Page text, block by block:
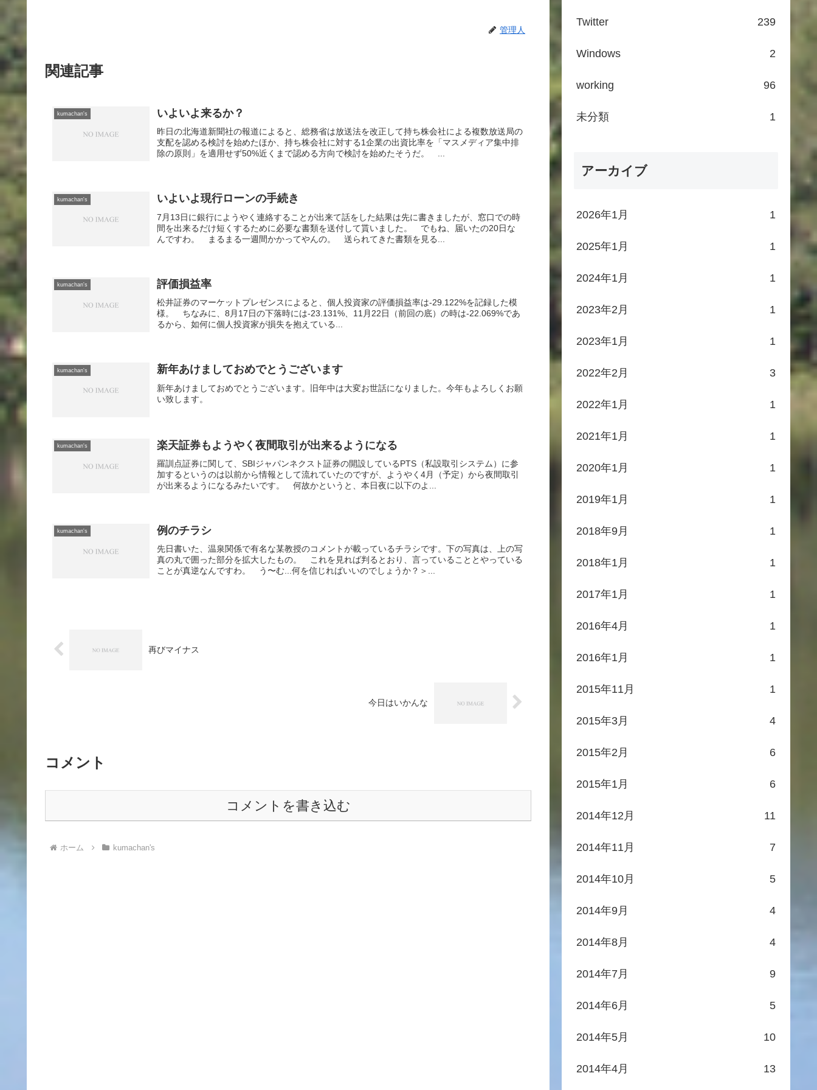
管理人
関連記事
kumachan's いよいよ来るか？
昨日の北海道新聞社の報道によると、総務省は放送法を改正して持ち株会社による複数放送局の
支配を認める検討を始めたほか、持ち株会社に対する1企業の出資比率を「マスメディア集中排
除の原則」を適用せず50%近くまで認める方向で検討を始めたそうだ。 ...
kumachan's いよいよ現行ローンの手続き
7月13日に銀行にようやく連絡することが出来て話をした結果は先に書きましたが、窓口での時
間を出来るだけ短くするために必要な書類を送付して貰いました。 でもね、届いたの20日な
んですわ。 まるまる一週間かかってやんの。 送られてきた書類を見る...
kumachan's 評価損益率
松井証券のマーケットプレゼンスによると、個人投資家の評価損益率は-29.122%を記録した模
様。 ちなみに、8月17日の下落時には-23.131%、11月22日（前回の底）の時は-22.069%であ
るから、如何に個人投資家が損失を抱えている...
kumachan's 新年あけましておめでとうございます
新年あけましておめでとうございます。旧年中は大変お世話になりました。今年もよろしくお願
い致します。
kumachan's 楽天証券もようやく夜間取引が出来るようになる
羅訓点証券に関して、SBIジャパンネクスト証券の開設しているPTS（私設取引システム）に参
加するというのは以前から情報として流れていたのですが、ようやく4月（予定）から夜間取引
が出来るようになるみたいです。 何故かというと、本日夜に以下のよ...
kumachan's 例のチラシ
先日書いた、温泉関係で有名な某教授のコメントが載っているチラシです。下の写真は、上の写
真の丸で囲った部分を拡大したもの。 これを見れば判るとおり、言っていることとやっている
ことが真逆なんですわ。 う〜む...何を信じればいいのでしょうか？＞...
再びマイナス
今日はいかんな
コメント
コメントを書き込む
ホーム kumachan's
Twitter 239
Windows 2
working 96
未分類 1
アーカイブ
2026年1月 1
2025年1月 1
2024年1月 1
2023年2月 1
2023年1月 1
2022年2月 3
2022年1月 1
2021年1月 1
2020年1月 1
2019年1月 1
2018年9月 1
2018年1月 1
2017年1月 1
2016年4月 1
2016年1月 1
2015年11月 1
2015年3月 4
2015年2月 6
2015年1月 6
2014年12月 11
2014年11月 7
2014年10月 5
2014年9月 4
2014年8月 4
2014年7月 9
2014年6月 5
2014年5月 10
2014年4月 13